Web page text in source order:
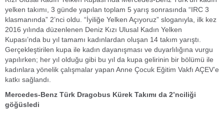
yelken takımı, 3 günde yapılan toplam 5 yarış sonrasında “IRC 3
klasmanında” 2’nci oldu. “İyiliğe Yelken Açıyoruz” sloganıyla, ilk kez
2016 yılında düzenlenen Deniz Kızı Ulusal Kadın Yelken
Kupası’nda bu yıl tamamı kadınlardan oluşan 14 takım yarıştı.
Gerçekleştirilen kupa ile kadın dayanışması ve duyarlılığına vurgu
yapılırken; her yıl olduğu gibi bu yıl da kupa gelirinin bir bölümü ile
kadınlara yönelik çalışmalar yapan Anne Çocuk Eğitim Vakfı AÇEV’e
katkı sağlandı.
Mercedes-Benz Türk Dragobus Kürek Takımı da 2’nciliği
göğüsledi